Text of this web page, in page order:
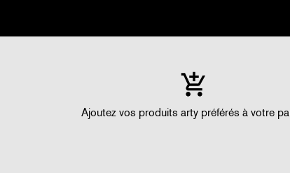
Ajoutez vos produits arty préférés à votre